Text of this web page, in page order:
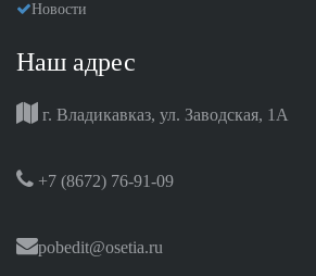
Новости
Наш адрес
г. Владикавказ, ул. Заводская, 1А
+7 (8672) 76-91-09
pobedit@osetia.ru